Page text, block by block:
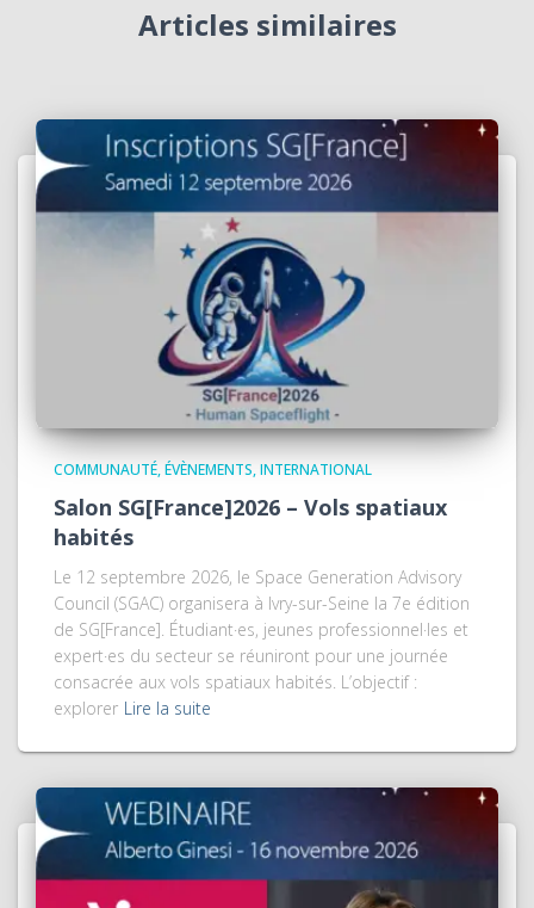
Articles similaires
COMMUNAUTÉ ÉVÈNEMENTS INTERNATIONAL
Salon SG[France]2026 – Vols spatiaux
habités
Le 12 septembre 2026, le Space Generation Advisory
Council (SGAC) organisera à Ivry-sur-Seine la 7e édition
de SG[France]. Étudiant·es, jeunes professionnel·les et
expert·es du secteur se réuniront pour une journée
consacrée aux vols spatiaux habités. L’objectif :
explorer Lire la suite